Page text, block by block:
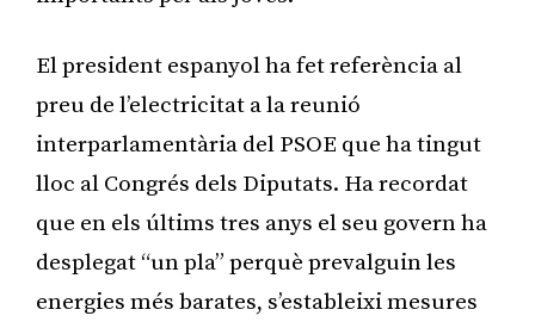
El president espanyol ha fet referència al
preu de l’electricitat a la reunió
interparlamentària del PSOE que ha tingut
lloc al Congrés dels Diputats. Ha recordat
que en els últims tres anys el seu govern ha
desplegat “un pla” perquè prevalguin les
energies més barates, s’estableixi mesures